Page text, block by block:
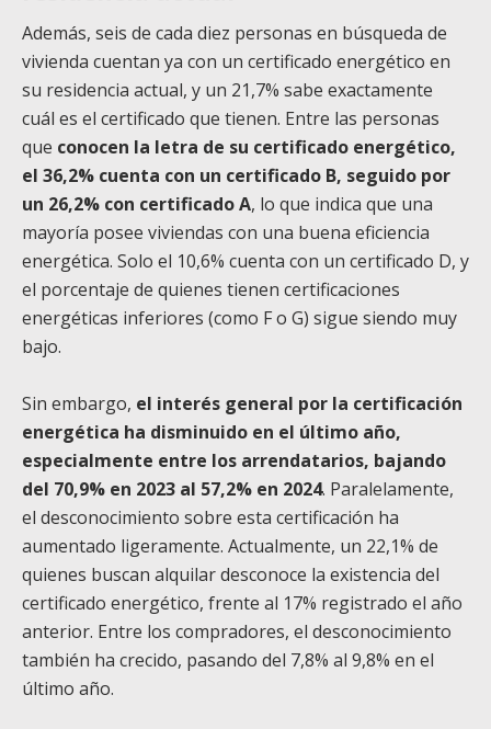
Además, seis de cada diez personas en búsqueda de
vivienda cuentan ya con un certificado energético en
su residencia actual, y un 21,7% sabe exactamente
cuál es el certificado que tienen. Entre las personas
que conocen la letra de su certificado energético,
el 36,2% cuenta con un certificado B, seguido por
un 26,2% con certificado A, lo que indica que una
mayoría posee viviendas con una buena eficiencia
energética. Solo el 10,6% cuenta con un certificado D, y
el porcentaje de quienes tienen certificaciones
energéticas inferiores (como F o G) sigue siendo muy
bajo.
Sin embargo, el interés general por la certificación
energética ha disminuido en el último año,
especialmente entre los arrendatarios, bajando
del 70,9% en 2023 al 57,2% en 2024. Paralelamente,
el desconocimiento sobre esta certificación ha
aumentado ligeramente. Actualmente, un 22,1% de
quienes buscan alquilar desconoce la existencia del
certificado energético, frente al 17% registrado el año
anterior. Entre los compradores, el desconocimiento
también ha crecido, pasando del 7,8% al 9,8% en el
último año.